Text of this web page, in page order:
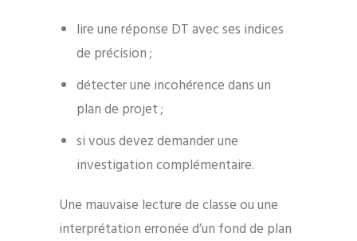
lire une réponse DT avec ses indices
de précision ;
détecter une incohérence dans un
plan de projet ;
si vous devez demander une
investigation complémentaire.
Une mauvaise lecture de classe ou une
interprétation erronée d’un fond de plan